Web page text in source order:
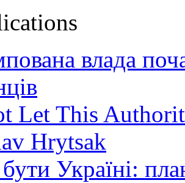
влада
Let This
Hrytsak
Україні: